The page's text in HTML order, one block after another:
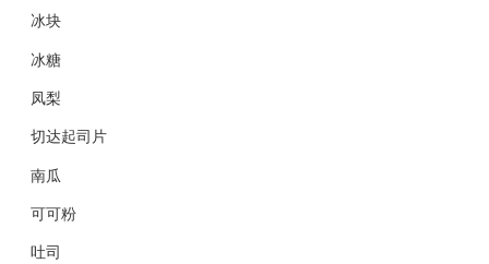
冰块
冰糖
凤梨
切达起司片
南瓜
可可粉
吐司